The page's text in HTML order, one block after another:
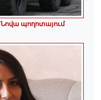
պողոտայում